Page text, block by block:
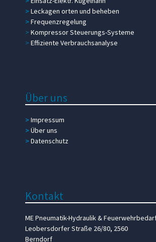
>Leckagen orten und beheben
>Frequenzregelung
> Kompressor Steuerungs-Systeme
> Effiziente Verbrauchsanalyse
Über
>Impressum
>Über uns
>Datenschutz
ME Pneumatik-Hydraulik &
Leobersdorfer Straße 26/80, 2560
Berndorf